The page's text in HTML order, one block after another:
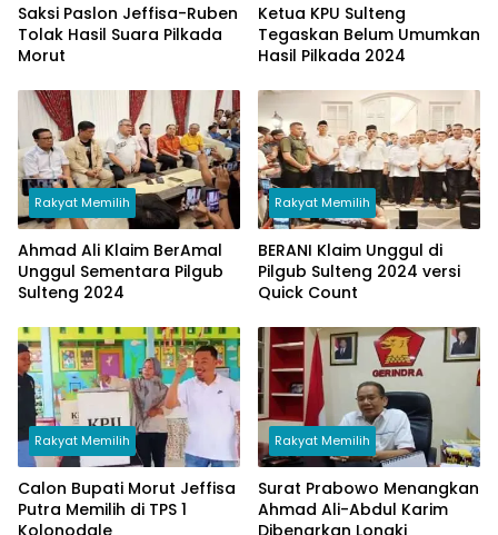
Saksi Paslon Jeffisa-Ruben
Tolak Hasil Suara Pilkada
Morut
Ketua KPU Sulteng
Tegaskan Belum Umumkan
Hasil Pilkada 2024
Rakyat Memilih
Ahmad Ali Klaim BerAmal
Unggul Sementara Pilgub
Sulteng 2024
Rakyat Memilih
BERANI Klaim Unggul di
Pilgub Sulteng 2024 versi
Quick Count
Rakyat Memilih
Calon Bupati Morut Jeffisa
Putra Memilih di TPS 1
Rakyat Memilih
Surat Prabowo Menangkan
Ahmad Ali-Abdul Karim